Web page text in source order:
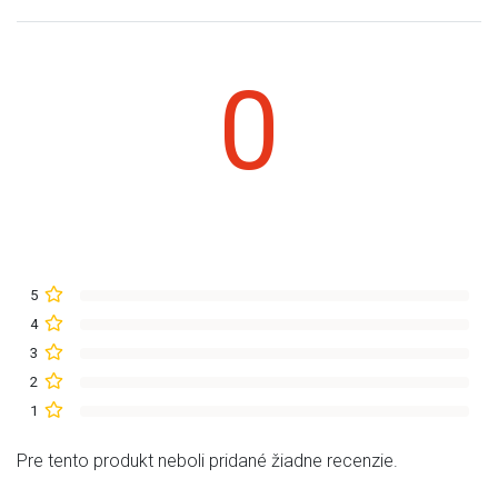
0
5
4
3
2
1
Pre tento produkt neboli pridané žiadne recenzie.